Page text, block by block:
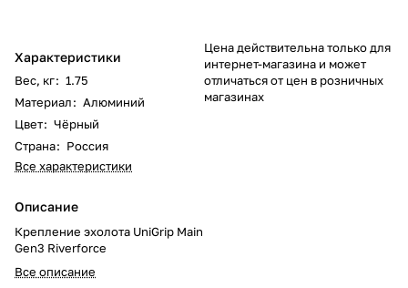
Характеристики
Вес, кг: 1.75
Материал: Алюминий
Цвет: Чёрный
Страна: Россия
Все характеристики
Описание
Крепление эхолота UniGrip Main
Gen3 Riverforce
Все описание
Цена действительна только для
интернет-магазина и может
отличаться от цен в розничных
магазинах